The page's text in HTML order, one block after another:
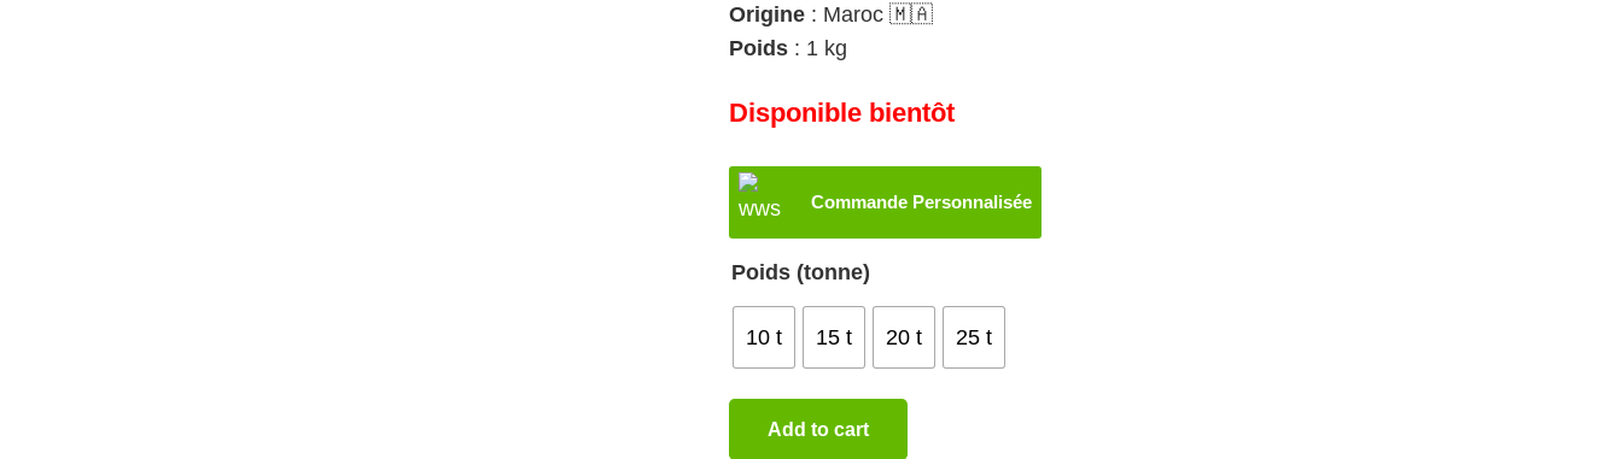
Origine: Maroc 🇲🇦
Poids: 1 kg
Disponible bientôt
Commande Personnalisée
Poids (tonne)
10 t 15 t 20 t 25 t
Add to cart